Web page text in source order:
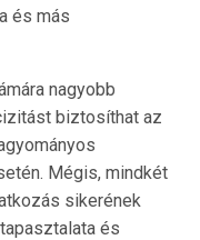
és más
nagyobb
biztosíthat az
Mégis, mindkét
sikerének
és